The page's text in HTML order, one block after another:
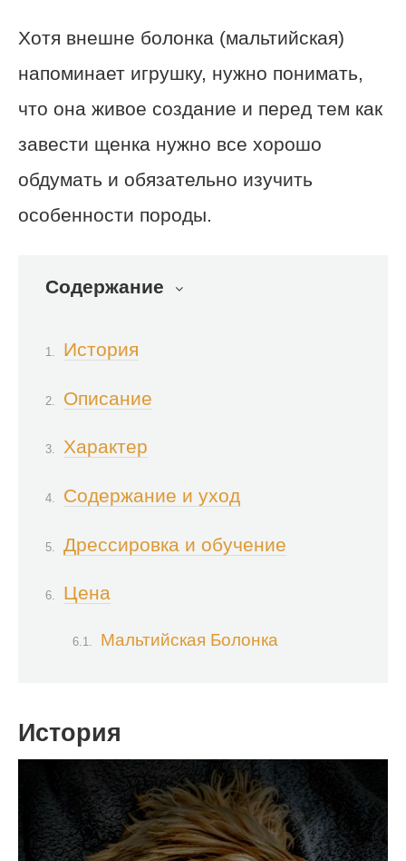
Хотя внешне болонка (мальтийская)
напоминает игрушку, нужно понимать,
что она живое создание и перед тем как
завести щенка нужно все хорошо
обдумать и обязательно изучить
особенности породы.
Содержание
История
Описание
Характер
Содержание и уход
Дрессировка и обучение
Цена
Мальтийская Болонка
История